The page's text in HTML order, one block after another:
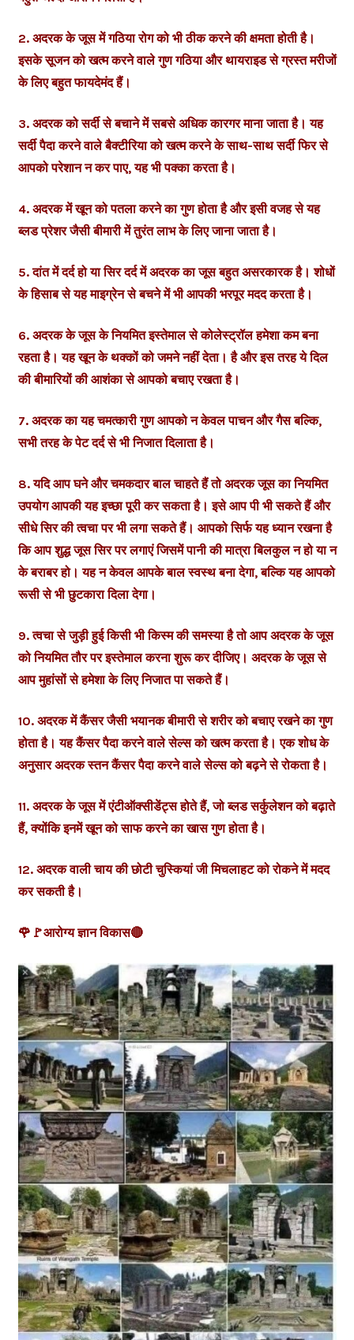
2. अदरक के जूस में गठिया रोग को भी ठीक करने की क्षमता होती है।
इसके सूजन को खत्म करने वाले गुण गठिया और थायराइड से ग्रस्त मरीजों
के लिए बहुत फायदेमंद हैं।
3. अदरक को सर्दी से बचाने में सबसे अधिक कारगर माना जाता है। यह
सर्दी पैदा करने वाले बैक्टीरिया को खत्म करने के साथ-साथ सर्दी फिर से
आपको परेशान न कर पाए, यह भी पक्का करता है।
4. अदरक में खून को पतला करने का गुण होता है और इसी वजह से यह
ब्लड प्रेशर जैसी बीमारी में तुरंत लाभ के लिए जाना जाता है।
5. दांत में दर्द हो या सिर दर्द में अदरक का जूस बहुत असरकारक है। शोधों
के हिसाब से यह माइग्रेन से बचने में भी आपकी भरपूर मदद करता है।
6. अदरक के जूस के नियमित इस्तेमाल से कोलेस्ट्रॉल हमेशा कम बना
रहता है। यह खून के थक्कों को जमने नहीं देता। है और इस तरह ये दिल
की बीमारियों की आशंका से आपको बचाए रखता है।
7. अदरक का यह चमत्कारी गुण आपको न केवल पाचन और गैस बल्कि,
सभी तरह के पेट दर्द से भी निजात दिलाता है।
8. यदि आप घने और चमकदार बाल चाहते हैं तो अदरक जूस का नियमित
उपयोग आपकी यह इच्छा पूरी कर सकता है। इसे आप पी भी सकते हैं और
सीधे सिर की त्वचा पर भी लगा सकते हैं। आपको सिर्फ यह ध्यान रखना है
कि आप शुद्ध जूस सिर पर लगाएं जिसमें पानी की मात्रा बिलकुल न हो या न
के बराबर हो। यह न केवल आपके बाल स्वस्थ बना देगा, बल्कि यह आपको
रूसी से भी छुटकारा दिला देगा।
9. त्वचा से जुड़ी हुई किसी भी किस्म की समस्या है तो आप अदरक के जूस
को नियमित तौर पर इस्तेमाल करना शुरू कर दीजिए। अदरक के जूस से
आप मुहांसों से हमेशा के लिए निजात पा सकते हैं।
10. अदरक में कैंसर जैसी भयानक बीमारी से शरीर को बचाए रखने का गुण
होता है। यह कैंसर पैदा करने वाले सेल्स को खत्म करता है। एक शोध के
अनुसार अदरक स्तन कैंसर पैदा करने वाले सेल्स को बढ़ने से रोकता है।
11. अदरक के जूस में एंटीऑक्सीडेंट्स होते हैं, जो ब्लड सर्कुलेशन को बढ़ाते
हैं, क्योंकि इनमें खून को साफ करने का खास गुण होता है।
12. अदरक वाली चाय की छोटी चुस्कियां जी मिचलाहट को रोकने में मदद
कर सकती है।
🌹🚩आरोग्य ज्ञान विकास🔴